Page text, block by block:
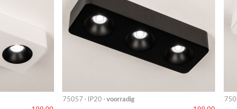
75057 · IP20 · voorradig